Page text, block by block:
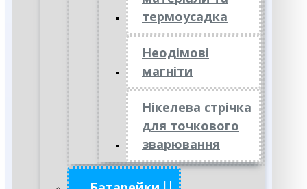
термоусадка
Неодімові
магніти
Нікелева стрічка
для точкового
зварювання